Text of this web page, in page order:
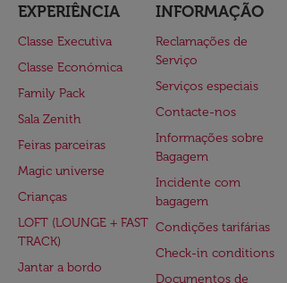
EXPERIÊNCIA
Classe Executiva
Classe Económica
Family Pack
Sala Zenith
Feiras parceiras
Magic universe
Crianças
LOFT (LOUNGE + FAST
TRACK)
Jantar a bordo
INFORMAÇÃO
Reclamações de
Serviço
Serviços especiais
Contacte-nos
Informações sobre
Bagagem
Incidente com
bagagem
Condições tarifárias
Check-in conditions
Documentos de